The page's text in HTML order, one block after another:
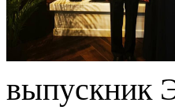
выпускник